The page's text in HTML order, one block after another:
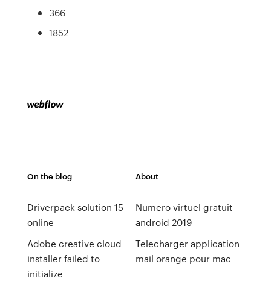
366
1852
On the blog
Driverpack solution 15
online
Adobe creative cloud
installer failed to
initialize
About
Numero virtuel gratuit
android 2019
Telecharger application
mail orange pour mac